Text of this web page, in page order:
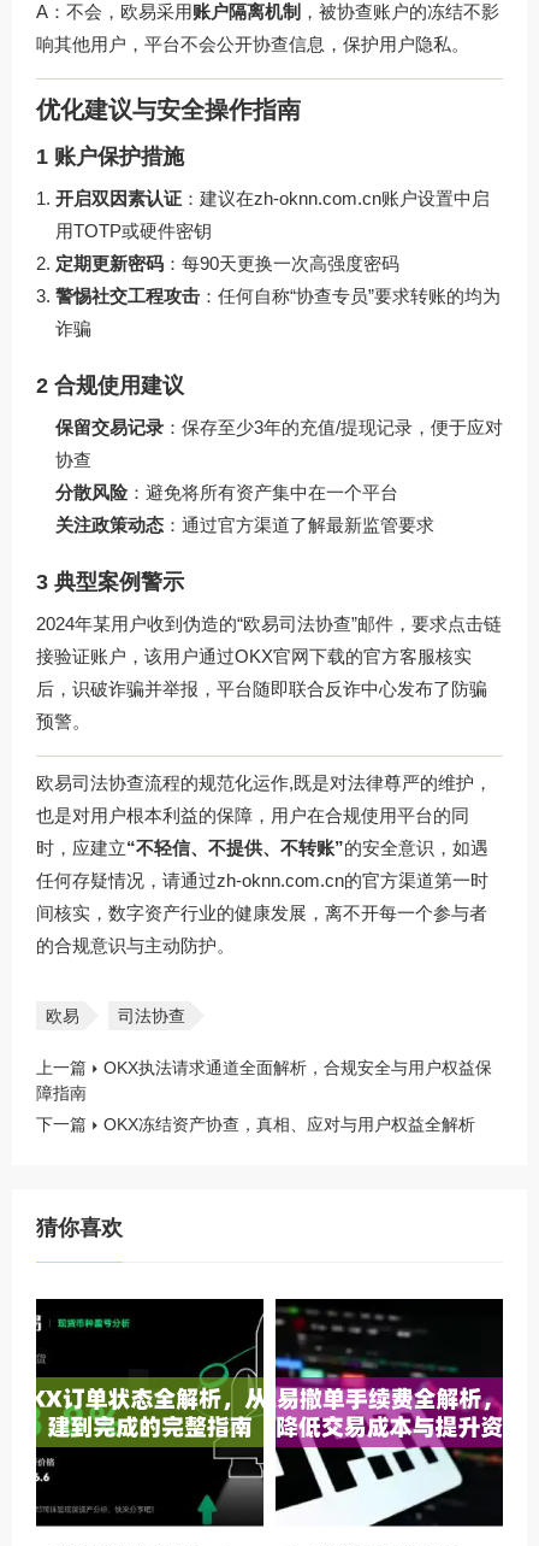
A：不会，欧易采用账户隔离机制 ，被协查账户的冻结不影
响其他用户，平台不会公开协查信息，保护用户隐私。
优化建议与安全操作指南
1 账户保护措施
开启双因素认证 ：建议在zh-oknn.com.cn账户设置中启
用TOTP或硬件密钥
定期更新密码 ：每90天更换一次高强度密码
警惕社交工程攻击 ：任何自称“协查专员”要求转账的均为
诈骗
2 合规使用建议
保留交易记录 ：保存至少3年的充值/提现记录，便于应对
协查
分散风险：避免将所有资产集中在一个平台
关注政策动态 ：通过官方渠道了解最新监管要求
3 典型案例警示
2024年某用户收到伪造的“欧易司法协查”邮件，要求点击链
接验证账户，该用户通过OKX官网下载的官方客服核实
后，识破诈骗并举报，平台随即联合反诈中心发布了防骗
预警。
欧易司法协查流程的规范化运作,既是对法律尊严的维护，
也是对用户根本利益的保障，用户在合规使用平台的同
时，应建立“不轻信、不提供、不转账”的安全意识，如遇
任何存疑情况，请通过zh-oknn.com.cn的官方渠道第一时
间核实，数字资产行业的健康发展，离不开每一个参与者
的合规意识与主动防护。
欧易 司法协查
上一篇
OKX执法请求通道全面解析，合规安全与用户权益保
障指南
下一篇
OKX冻结资产协查，真相、应对与用户权益全解析
猜你喜欢